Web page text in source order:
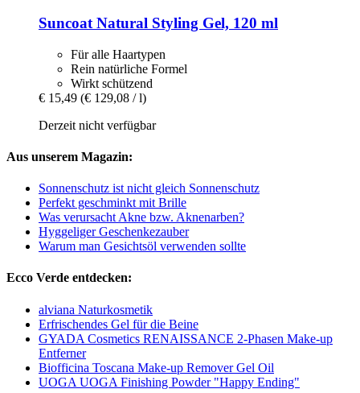
Suncoat Natural Styling Gel, 120 ml
Für alle Haartypen
Rein natürliche Formel
Wirkt schützend
€ 15,49 (€ 129,08 / l)
Derzeit nicht verfügbar
Aus unserem Magazin:
Sonnenschutz ist nicht gleich Sonnenschutz
Perfekt geschminkt mit Brille
Was verursacht Akne bzw. Aknenarben?
Hyggeliger Geschenkezauber
Warum man Gesichtsöl verwenden sollte
Ecco Verde entdecken:
alviana Naturkosmetik
Erfrischendes Gel für die Beine
GYADA Cosmetics RENAISSANCE 2-Phasen Make-up
Entferner
Biofficina Toscana Make-up Remover Gel Oil
UOGA UOGA Finishing Powder "Happy Ending"